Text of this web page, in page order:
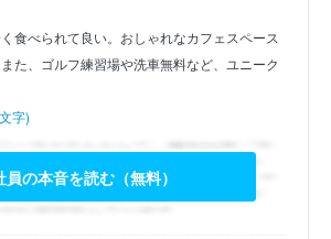
食べられて良い。おしゃれなカフェスペース
た、ゴルフ練習場や洗車無料など、ユニーク
字)
員の本音を読む（無料）